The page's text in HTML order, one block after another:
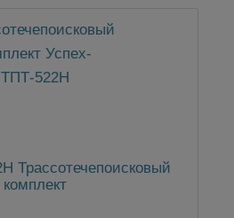
Трассотечепоисковый
комплект